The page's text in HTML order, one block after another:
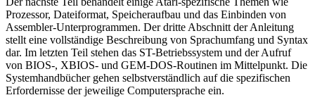
Prozessor, Dateiformat, Speicheraufbau und das Einbinden von
Assembler-Unterprogrammen. Der dritte Abschnitt der Anleitung
stellt eine vollständige Beschreibung von Sprachumfang und Syntax
dar. Im letzten Teil stehen das ST-Betriebssystem und der Aufruf
von BIOS-, XBIOS- und GEM-DOS-Routinen im Mittelpunkt. Die
Systemhandbücher gehen selbstverständlich auf die spezifischen
Erfordernisse der jeweilige Computersprache ein.